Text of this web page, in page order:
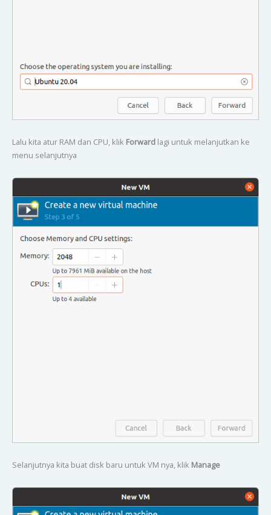
Lalu kita atur RAM dan CPU, klik Forward lagi untuk melanjutkan ke
menu selanjutnya
Selanjutnya kita buat disk baru untuk VM nya, klik Manage